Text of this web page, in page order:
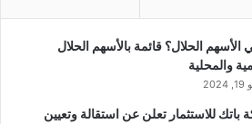
الأسهم الحلال؟ قائمة بالأسهم الحلال
والمحلية
باتك للاستثمار تعلن عن استقالة وتعيين